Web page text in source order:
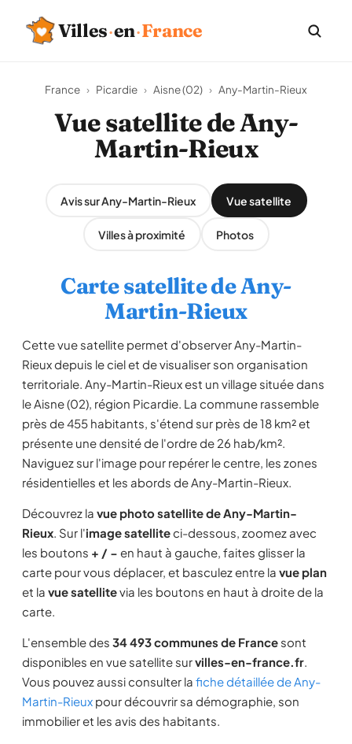
Villes·en·France
France › Picardie › Aisne (02) › Any-Martin-Rieux
Vue satellite de Any-
Martin-Rieux
Avis sur Any-Martin-Rieux Vue satellite
Villes à proximité Photos
Carte satellite de Any-
Martin-Rieux
Cette vue satellite permet d'observer Any-Martin-
Rieux depuis le ciel et de visualiser son organisation
territoriale. Any-Martin-Rieux est un village située dans
le Aisne (02), région Picardie. La commune rassemble
près de 455 habitants, s'étend sur près de 18 km² et
présente une densité de l'ordre de 26 hab/km².
Naviguez sur l'image pour repérer le centre, les zones
résidentielles et les abords de Any-Martin-Rieux.
Découvrez la vue photo satellite de Any-Martin-
Rieux. Sur l'image satelliteci-dessous, zoomez avec
les boutons + / − en haut à gauche, faites glisser la
carte pour vous déplacer, et basculez entre la vue plan
et la vue satellitevia les boutons en haut à droite de la
carte.
L'ensemble des 34 493 communes de France sont
disponibles en vue satellite survilles-en-france.fr.
Vous pouvez aussi consulter la fiche détaillée de Any-
Martin-Rieux pour découvrir sa démographie, son
immobilier et les avis des habitants.